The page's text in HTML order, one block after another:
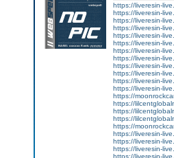
https://liveresin-
https://liveresin-
https://liveresin-
https://liveresin-
https://liveresin-
https://liveresin-
https://liveresin-
https://liveresin-
https://liveresin-
https://liveresin-
https://liveresin-
https://liveresin-
https://
https://
https://
https://
https://
https://liveresin-
https://liveresin-
https://liveresin-
https://liveresin-